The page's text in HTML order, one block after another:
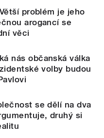
problém je jeho
arogancí se
věci
nás občanská válka
volby budou
se dělí na dva
druhý si